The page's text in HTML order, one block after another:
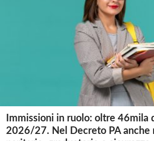
Immissioni in ruolo: oltre 46mila
2026/27. Nel Decreto PA anche